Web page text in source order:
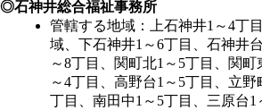
◎石神井総合福祉事務所
管轄する地域：上石神井1～4丁
域、下石神井1～6丁目、石神井
～8丁目、関町北1～5丁目、関町
～4丁目、高野台1～5丁目、立
丁目、南田中1～5丁目、三原台1